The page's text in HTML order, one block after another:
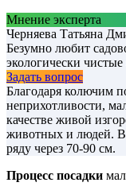
Мнение эксперта
Черняева Татьяна
Безумно любит
экологически
Задать вопрос
Благодаря колючим
неприхотливости,
качестве живой
животных и людей. В
ряду через 70-90 см.
Процесс посадки